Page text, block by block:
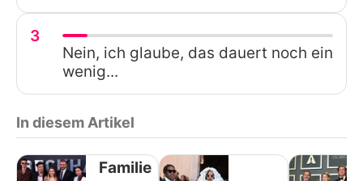
3
Nein, ich glaube, das dauert noch ein
wenig...
In diesem Artikel
Familie